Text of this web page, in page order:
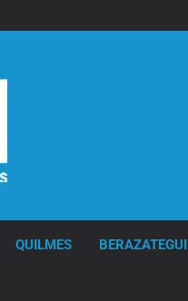
QUILMES BERAZATEGUI